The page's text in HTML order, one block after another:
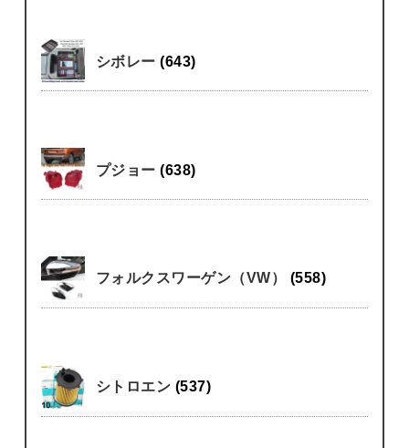
シボレー(643)
プジョー(638)
フォルクスワーゲン（VW） (558)
シトロエン (537)